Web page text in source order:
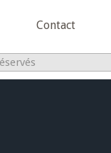
Contact